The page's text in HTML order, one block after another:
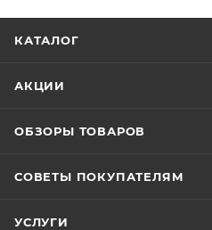
КАТАЛОГ
АКЦИИ
ОБЗОРЫ ТОВАРОВ
СОВЕТЫ ПОКУПАТЕЛЯМ
УСЛУГИ